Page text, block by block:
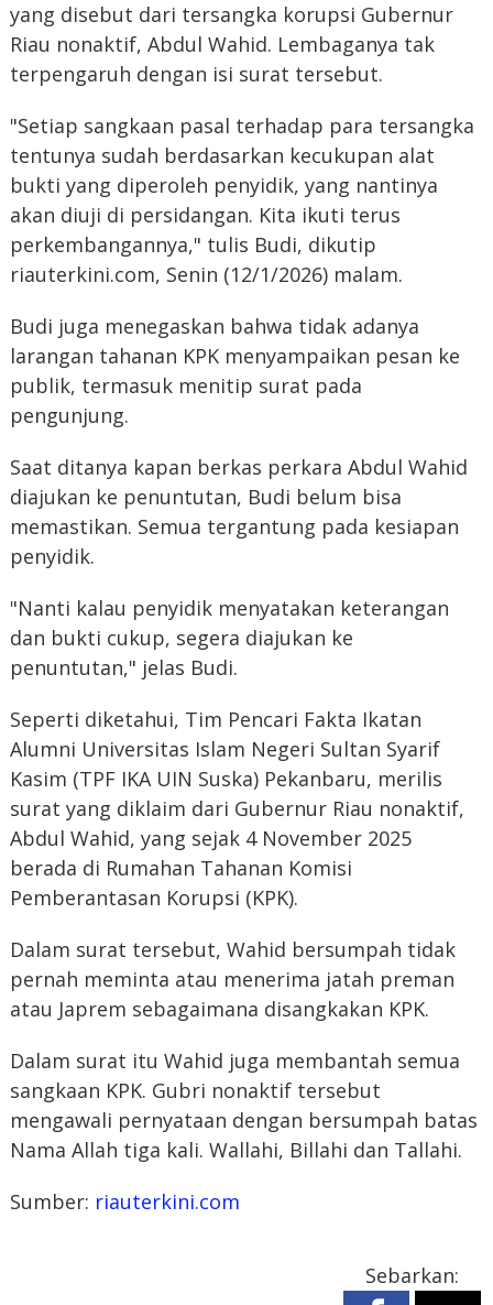
yang disebut dari tersangka korupsi Gubernur
Riau nonaktif, Abdul Wahid. Lembaganya tak
terpengaruh dengan isi surat tersebut.
"Setiap sangkaan pasal terhadap para tersangka
tentunya sudah berdasarkan kecukupan alat
bukti yang diperoleh penyidik, yang nantinya
akan diuji di persidangan. Kita ikuti terus
perkembangannya," tulis Budi, dikutip
riauterkini.com, Senin (12/1/2026) malam.
Budi juga menegaskan bahwa tidak adanya
larangan tahanan KPK menyampaikan pesan ke
publik, termasuk menitip surat pada
pengunjung.
Saat ditanya kapan berkas perkara Abdul Wahid
diajukan ke penuntutan, Budi belum bisa
memastikan. Semua tergantung pada kesiapan
penyidik.
"Nanti kalau penyidik menyatakan keterangan
dan bukti cukup, segera diajukan ke
penuntutan," jelas Budi.
Seperti diketahui, Tim Pencari Fakta Ikatan
Alumni Universitas Islam Negeri Sultan Syarif
Kasim (TPF IKA UIN Suska) Pekanbaru, merilis
surat yang diklaim dari Gubernur Riau nonaktif,
Abdul Wahid, yang sejak 4 November 2025
berada di Rumahan Tahanan Komisi
Pemberantasan Korupsi (KPK).
Dalam surat tersebut, Wahid bersumpah tidak
pernah meminta atau menerima jatah preman
atau Japrem sebagaimana disangkakan KPK.
Dalam surat itu Wahid juga membantah semua
sangkaan KPK. Gubri nonaktif tersebut
mengawali pernyataan dengan bersumpah batas
Nama Allah tiga kali. Wallahi, Billahi dan Tallahi.
Sumber: riauterkini.com
Sebarkan: